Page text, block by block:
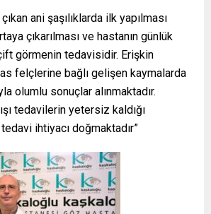
ani şaşılıklarda ilk yapılması
çıkarılması ve hastanın günlük
görmenin tedavisidir. Erişkin
felçlerine bağlı gelişen kaymalarda
olumlu sonuçlar alınmaktadır.
tedavilerin yetersiz kaldığı
ihtiyacı doğmaktadır”